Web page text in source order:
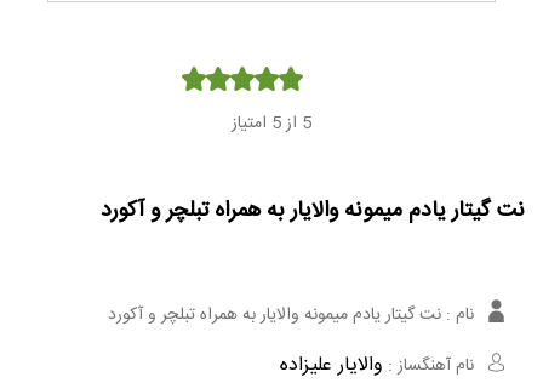
5 از 5 امتیاز
نت گیتار یادم میمونه والایار به همراه تبلچر و آکورد
نام : نت گیتار یادم میمونه والایار به همراه تبلچر و آکورد
نام آهنگساز : والایار علیزاده